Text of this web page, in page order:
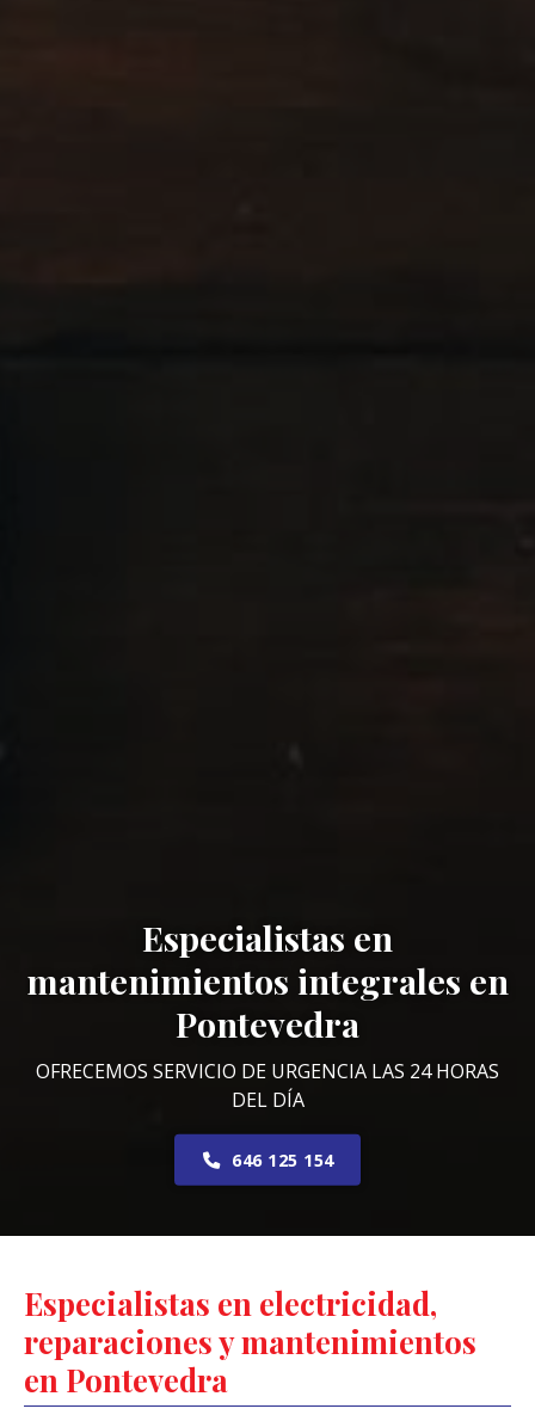
Especialistas en
mantenimientos integrales en
Pontevedra
OFRECEMOS SERVICIO DE URGENCIA LAS 24 HORAS
DEL DÍA
646 125 154
Especialistas en electricidad,
reparaciones y mantenimientos
en Pontevedra